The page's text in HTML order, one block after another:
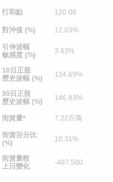
打和點 120.08
對沖值 (%) 12.03%
引伸波幅
敏感度 (%)
3.63%
10日正股
歷史波幅 (%)
134.69%
30日正股
歷史波幅 (%)
146.83%
街貨量* 7.22百萬
街貨百分比
(%)
10.31%
街貨量較
上日變化
-487,500